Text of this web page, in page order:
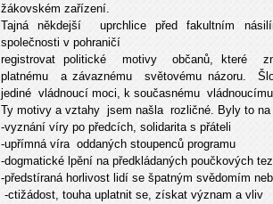
žákovském zařízení.
Tajná někdejší uprchlice před fakultním
společnosti v pohraničí
registrovat politické motivy občanů, které
platnému a závaznému světovému názoru.
jediné vládnoucí moci, k současnému
Ty motivy a vztahy jsem našla rozličné. Byly to na
-vyznání víry po předcích, solidarita s přáteli
-upřímná víra oddaných stoupenců programu
-dogmatické lpění na předkládaných poučkových
-předstíraná horlivost lidí se špatným svědomím
-ctižádost, touha uplatnit se, získat význam a vliv